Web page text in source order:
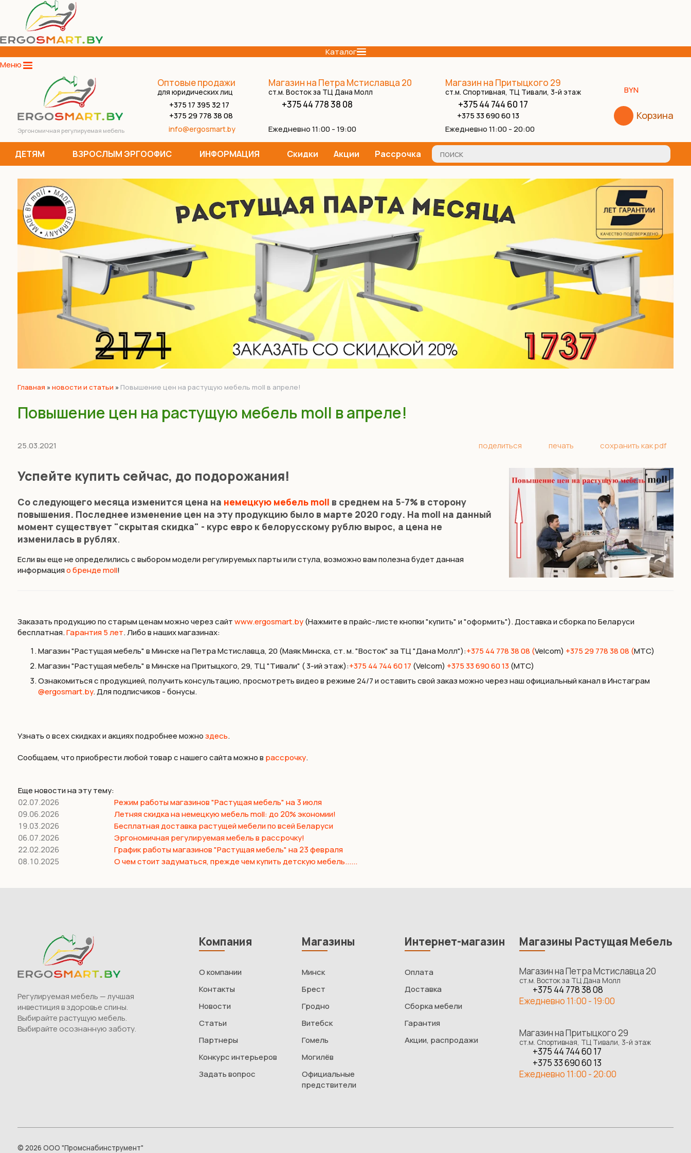
Каталог
Меню
Эргономичная регулируемая мебель
Оптовые продажи
для юридических лиц
+375 17 395 32 17
+375 29 778 38 08
info@ergosmart.by
Магазин на Петра Мстиславца 20
ст.м. Восток за ТЦ Дана Молл
+375 44 778 38 08
Ежедневно 11:00 - 19:00
Магазин на Притыцкого 29
ст.м. Спортивная, ТЦ Тивали, 3-й этаж
+375 44 744 60 17
+375 33 690 60 13
Ежедневно 11:00 - 20:00
BYN
Корзина
ДЕТЯМ ВЗРОСЛЫМ ЭРГООФИС ИНФОРМАЦИЯ Скидки Акции Рассрочка
Главная » новости и статьи » Повышение цен на растущую мебель moll в апреле!
Повышение цен на растущую мебель moll в апреле!
25.03.2021 поделиться печать сохранить как pdf
Успейте купить сейчас, до подорожания!
Со следующего месяца изменится цена на немецкую мебель moll в среднем на 5-7% в сторону
повышения. Последнее изменение цен на эту продукцию было в марте 2020 году. На moll на данный
момент существует "скрытая скидка" - курс евро к белорусскому рублю вырос, а цена не
изменилась в рублях.
Если вы еще не определились с выбором модели регулируемых парты или стула, возможно вам полезна будет данная
информацияо бренде moll!
Заказать продукцию по старым ценам можно через сайтwww.ergosmart.by(Нажмите в прайс-листе кнопки "купить" и "оформить"). Доставка и сборка по Беларуси
бесплатная.Гарантия 5 лет. Либо в наших магазинах:
Магазин "Растущая мебель" в Минске на Петра Мстиславца, 20 (Маяк Минска, ст. м. "Восток" за TЦ "Дана Молл"):+375 44 778 38 08 (Velcom) +375 29 778 38 08 (МТС)
Магазин "Растущая мебель" в Минске на Притыцкого, 29, ТЦ "Тивали" ( 3-ий этаж):+375 44 744 60 17 (Velcom) +375 33 690 60 13 (МТС)
Ознакомиться с продукцией, получить консультацию, просмотреть видео в режиме 24/7 и оставить свой заказ можно через наш официальный канал в Инстаграм
@ergosmart.by. Для подписчиков - бонусы.
Узнать о всех скидках и акциях подробнее можноздесь.
Сообщаем, что приобрести любой товар с нашего сайта можно в рассрочку.
Еще новости на эту тему:
02.07.2026
Режим работы магазинов "Растущая мебель" на 3 июля
09.06.2026
Летняя скидка на немецкую мебель moll: до 20% экономии!
19.03.2026
Бесплатная доставка растущей мебели по всей Беларуси
06.07.2026
Эргономичная регулируемая мебель в рассрочку!
22.02.2026
График работы магазинов "Растущая мебель" на 23 февраля
08.10.2025
О чем стоит задуматься, прежде чем купить детскую мебель......
Регулируемая мебель — лучшая
инвестиция в здоровье спины.
Выбирайте растущую мебель.
Выбирайте осознанную заботу.
Компания
О компании
Контакты
Новости
Статьи
Партнеры
Конкурс интерьеров
Задать вопрос
Магазины
Минск
Брест
Гродно
Витебск
Гомель
Могилёв
Официальные
предствители
Интернет-магазин
Оплата
Доставка
Сборка мебели
Гарантия
Акции, распродажи
Магазины Растущая Мебель
Магазин на Петра Мстиславца 20
ст.м. Восток за ТЦ Дана Молл
+375 44 778 38 08
Ежедневно 11:00 - 19:00
Магазин на Притыцкого 29
ст.м. Спортивная, ТЦ Тивали, 3-й этаж
+375 44 744 60 17
+375 33 690 60 13
Ежедневно 11:00 - 20:00
© 2026 ООО "Промснабинструмент"